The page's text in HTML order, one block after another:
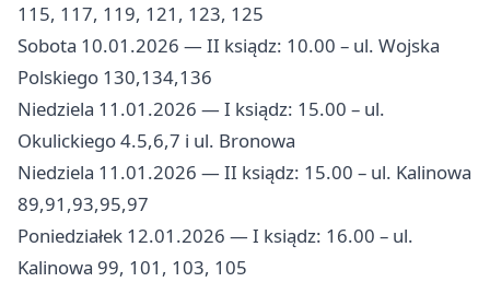
115, 117, 119, 121, 123, 125
Sobota 10.01.2026 — II ksiądz: 10.00 – ul. Wojska
Polskiego 130,134,136
Niedziela 11.01.2026 — I ksiądz: 15.00 – ul.
Okulickiego 4.5,6,7 i ul. Bronowa
Niedziela 11.01.2026 — II ksiądz: 15.00 – ul. Kalinowa
89,91,93,95,97
Poniedziałek 12.01.2026 — I ksiądz: 16.00 – ul.
Kalinowa 99, 101, 103, 105